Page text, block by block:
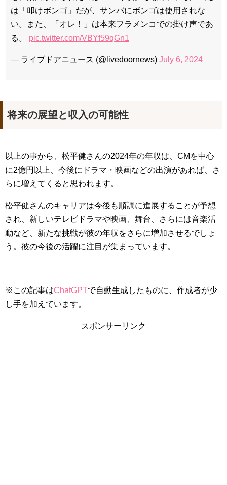
は「叩けボンゴ」だが、サンバにボンゴは使用されな
い。また、「オレ！」は本来フラメンコでの掛け声であ
る。 pic.twitter.com/VBYf59qGn1
— ライブドアニュース (@livedoornews) July 6, 2024
将来の展望と収入の可能性
以上の事から、松平健さんの2024年の年収は、CMを中心
に2億円以上、今後にドラマ・映画などの出演があれば、さ
らに増えてくると思われます。
松平健さんのキャリアは今後も順調に進展することが予想
され、新しいテレビドラマや映画、舞台、さらには音楽活
動など、新たな挑戦が彼の年収をさらに増加させるでしょ
う。彼の今後の活躍に注目が集まっています。
※この記事はChatGPTで自動生成したものに、作成者が少
し手を加えています。
スポンサーリンク